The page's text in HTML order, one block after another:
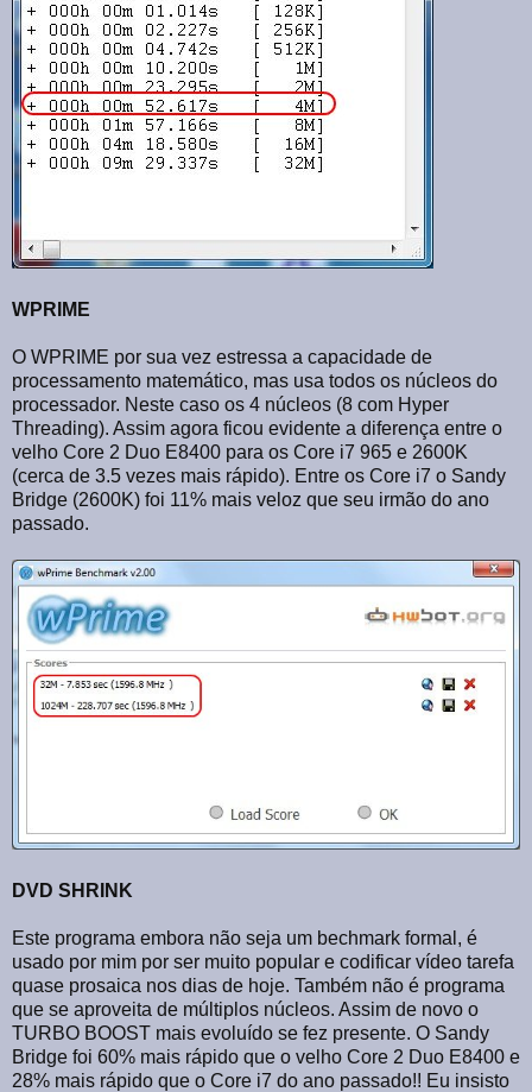
WPRIME
O WPRIME por sua vez estressa a capacidade de
processamento matemático, mas usa todos os núcleos do
processador. Neste caso os 4 núcleos (8 com Hyper
Threading). Assim agora ficou evidente a diferença entre o
velho Core 2 Duo E8400 para os Core i7 965 e 2600K
(cerca de 3.5 vezes mais rápido). Entre os Core i7 o Sandy
Bridge (2600K) foi 11% mais veloz que seu irmão do ano
passado.
DVD SHRINK
Este programa embora não seja um bechmark formal, é
usado por mim por ser muito popular e codificar vídeo tarefa
quase prosaica nos dias de hoje. Também não é programa
que se aproveita de múltiplos núcleos. Assim de novo o
TURBO BOOST mais evoluído se fez presente. O Sandy
Bridge foi 60% mais rápido que o velho Core 2 Duo E8400 e
28% mais rápido que o Core i7 do ano passado!! Eu insisto